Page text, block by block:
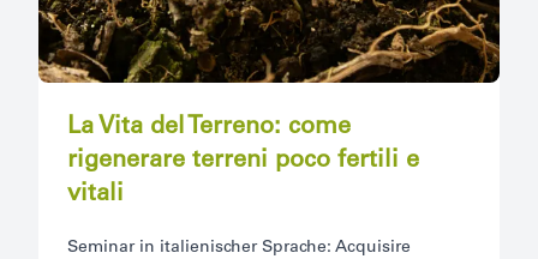
La Vita del Terreno: come
rigenerare terreni poco fertili e
vitali
Seminar in italienischer Sprache: Acquisire